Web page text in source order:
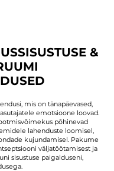
&
mis on tänapäevased,
emotsioone loovad.
põhinevad
lahenduste loomisel,
kujundamisel. Pakume
väljatöötamisest ja
sisustuse paigalduseni,